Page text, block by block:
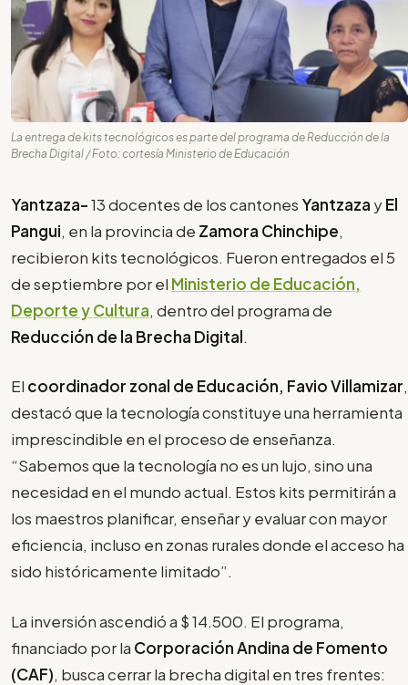
La entrega de kits tecnológicos es parte del programa de Reducción de la
Brecha Digital / Foto: cortesía Ministerio de Educación
Yantzaza-13 docentes de los cantones Yantzaza yEl
Pangui, en la provincia de Zamora Chinchipe,
recibieron kits tecnológicos. Fueron entregados el 5
de septiembre por el Ministerio de Educación,
Deporte y Cultura, dentro del programa de
Reducción de la Brecha Digital.
El coordinador zonal de Educación, Favio Villamizar,
destacó que la tecnología constituye una herramienta
imprescindible en el proceso de enseñanza.
“Sabemos que la tecnología no es un lujo, sino una
necesidad en el mundo actual. Estos kits permitirán a
los maestros planificar, enseñar y evaluar con mayor
eficiencia, incluso en zonas rurales donde el acceso ha
sido históricamente limitado”.
La inversión ascendió a $ 14.500. El programa,
financiado por la Corporación Andina de Fomento
(CAF), busca cerrar la brecha digital en tres frentes: